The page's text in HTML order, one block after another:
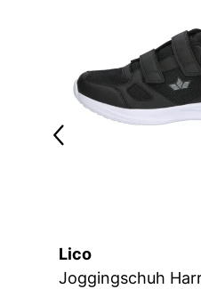
Lico
Joggingschuh